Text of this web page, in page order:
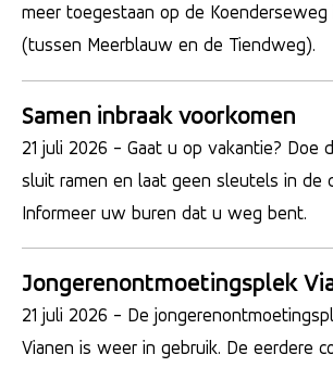
meer toegestaan op de Koenderseweg
(tussen Meerblauw en de Tiendweg).
Samen inbraak voorkomen
21 juli 2026 - Gaat u op vakantie? Doe
sluit ramen en laat geen sleutels in de
Informeer uw buren dat u weg bent.
Jongerenontmoetingsplek
21 juli 2026 - De
Vianen is weer in gebruik. De eerdere